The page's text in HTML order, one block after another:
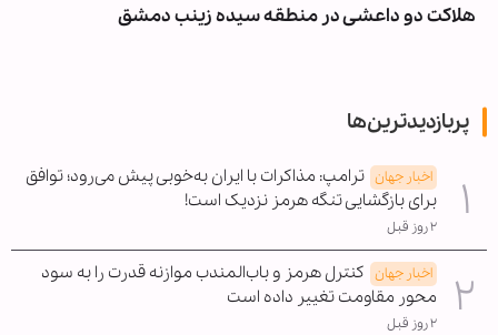
هلاکت دو داعشی در منطقه سیده زینب دمشق
پربازدیدترین‌ها
اخبار جهان ترامپ: مذاکرات با ایران به‌خوبی پیش می‌رود؛ توافق
برای بازگشایی تنگه هرمز نزدیک است!
۲ روز قبل
اخبار جهان کنترل هرمز و باب‌المندب موازنه قدرت را به سود
محور مقاومت تغییر داده است
۲ روز قبل